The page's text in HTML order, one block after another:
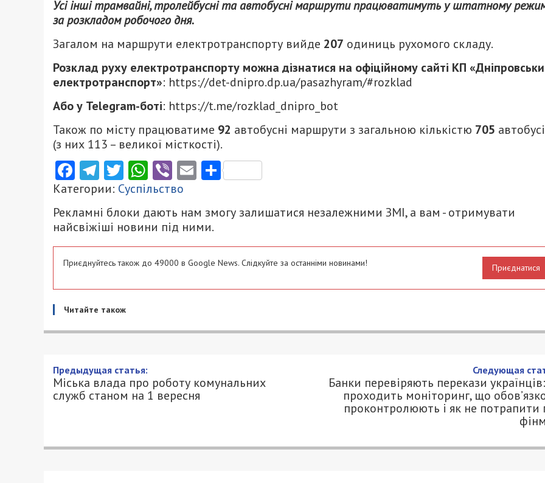
Усі інші трамвайні, тролейбусні та автобусні маршрути працюватимуть у штатному
за розкладом робочого дня.
Загалом на маршрути електротранспорту вийде 207 одиниць рухомого складу.
Розклад руху електротранспорту можна дізнатися на офіційному сайті КП
електротранспорт»: https://det-dnipro.dp.ua/pasazhyram/#rozklad
Або у Telegram-боті: https://t.me/rozklad_dnipro_bot
Також по місту працюватиме 92 автобусні маршрути з загальною кількістю 705
(з них 113 – великої місткості).
Facebook
Telegram
Twitter
WhatsApp
ViberEmailПоділитися
Категории: Суспільство
Рекламні блоки дають нам змогу залишатися незалежними ЗМІ, а вам - отримувати
найсвіжіші новини під ними.
Приєднуйтесь також до 49000 в Google News. Слідкуйте за останніми новинами! Приєднатися
Читайте також
Предыдущая статья:
Міська влада про роботу комунальних
служб станом на 1 вересня
Следующая
Банки перевіряють перекази
проходить моніторинг, що
проконтролюють і як не потрапити